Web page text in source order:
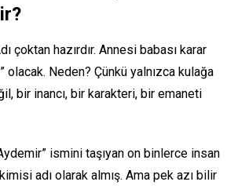
çoktan hazırdır. Annesi babası karar
olacak. Neden? Çünkü yalnızca kulağa
bir inancı, bir karakteri, bir emaneti
ismini taşıyan on binlerce insan
adı olarak almış. Ama pek azı bilir